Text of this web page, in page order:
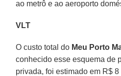
ao metrô e ao aeroporto
VLT
O custo total do Meu Porto
conhecido esse esquema de
privada, foi estimado em R$